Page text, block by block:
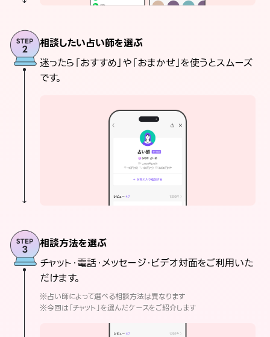
相談したい占い師を選ぶ
迷ったら「おすすめ」や「おまかせ」を使うとスムーズ
です。
相談方法を選ぶ
チャット・電話・メッセージ・ビデオ対面をご利用いた
だけます。
※占い師によって選べる相談方法は異なります
※今回は「チャット」を選んだケースをご紹介します